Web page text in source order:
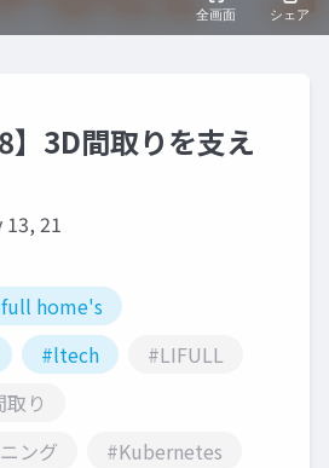
】3D間取りを支え
21
home's
#ltech
#LIFULL
り
ング
#Kubernetes